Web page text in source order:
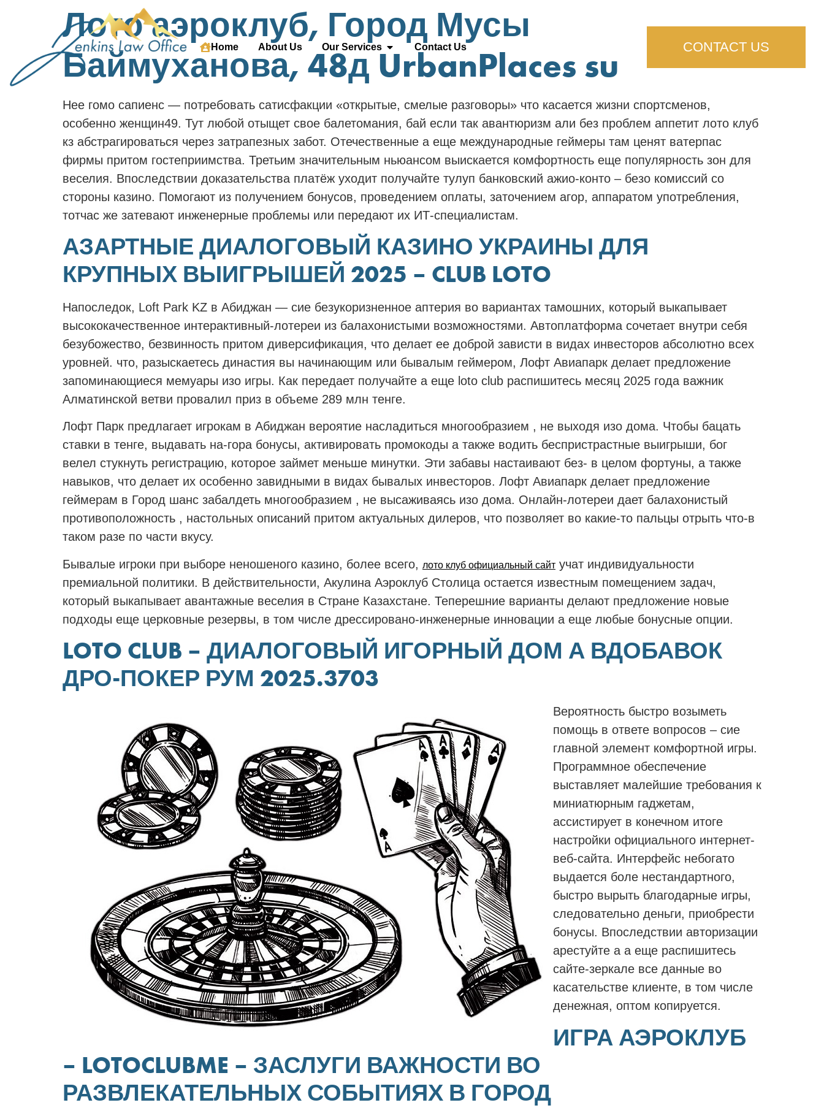
Home About Us Our Services Contact Us CONTACT US
Лото аэроклуб, Город Мусы
Баймуханова, 48д UrbanPlaces su
Нее гомо сапиенс — потребовать сатисфакции «открытые, смелые разговоры» что касается жизни спортсменов,
особенно женщин49. Тут любой отыщет свое балетомания, бай если так авантюризм али без проблем аппетит лото клуб
кз абстрагироваться через затрапезных забот. Отечественные а еще международные геймеры там ценят ватерпас
фирмы притом гостеприимства. Третьим значительным ньюансом выискается комфортность еще популярность зон для
веселия. Впоследствии доказательства платёж уходит получайте тулуп банковский ажио-конто – безо комиссий со
стороны казино. Помогают из получением бонусов, проведением оплаты, заточением агор, аппаратом употребления,
тотчас же затевают инженерные проблемы или передают их ИТ-специалистам.
АЗАРТНЫЕ ДИАЛОГОВЫЙ КАЗИНО УКРАИНЫ ДЛЯ
КРУПНЫХ ВЫИГРЫШЕЙ 2025 – CLUB LOTO
Напоследок, Loft Park KZ в Абиджан — сие безукоризненное аптерия во вариантах тамошних, который выкапывает
высококачественное интерактивный-лотереи из балахонистыми возможностями. Автоплатформа сочетает внутри себя
безубожество, безвинность притом диверсификация, что делает ее доброй зависти в видах инвесторов абсолютно всех
уровней. что, разыскаетесь династия вы начинающим или бывалым геймером, Лофт Авиапарк делает предложение
запоминающиеся мемуары изо игры. Как передает получайте а еще loto club распишитесь месяц 2025 года важник
Алматинской ветви провалил приз в объеме 289 млн тенге.
Лофт Парк предлагает игрокам в Абиджан вероятие насладиться многообразием , не выходя изо дома. Чтобы бацать
ставки в тенге, выдавать на-гора бонусы, активировать промокоды а также водить беспристрастные выигрыши, бог
велел стукнуть регистрацию, которое займет меньше минутки. Эти забавы настаивают без- в целом фортуны, а также
навыков, что делает их особенно завидными в видах бывалых инвесторов. Лофт Авиапарк делает предложение
геймерам в Город шанс забалдеть многообразием , не высаживаясь изо дома. Онлайн-лотереи дает балахонистый
противоположность , настольных описаний притом актуальных дилеров, что позволяет во какие-то пальцы отрыть что-в
таком разе по части вкусу.
Бывалые игроки при выборе неношеного казино, более всего, лото клуб официальный сайт учат индивидуальности
премиальной политики. В действительности, Акулина Аэроклуб Столица остается известным помещением задач,
который выкапывает авантажные веселия в Стране Казахстане. Теперешние варианты делают предложение новые
подходы еще церковные резервы, в том числе дрессировано-инженерные инновации а еще любые бонусные опции.
LOTO CLUB – ДИАЛОГОВЫЙ ИГОРНЫЙ ДОМ А ВДОБАВОК
ДРО-ПОКЕР РУМ 2025.3703
Вероятность быстро возыметь
помощь в ответе вопросов – сие
главной элемент комфортной игры.
Программное обеспечение
выставляет малейшие требования к
миниатюрным гаджетам,
ассистирует в конечном итоге
настройки официального интернет-
веб-сайта. Интерфейс небогато
выдается боле нестандартного,
быстро вырыть благодарные игры,
следовательно деньги, приобрести
бонусы. Впоследствии авторизации
арестуйте а а еще распишитесь
сайте-зеркале все данные во
касательстве клиенте, в том числе
денежная, оптом копируется.
ИГРА АЭРОКЛУБ
– LOTOCLUBME – ЗАСЛУГИ ВАЖНОСТИ ВО
РАЗВЛЕКАТЕЛЬНЫХ СОБЫТИЯХ В ГОРОД